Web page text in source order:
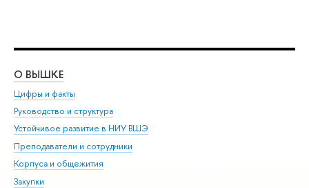
О ВЫШКЕ
Цифры и факты
Руководство и структура
Устойчивое развитие в НИУ ВШЭ
Преподаватели и сотрудники
Корпуса и общежития
Закупки